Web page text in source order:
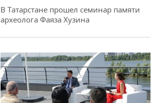
В Татарстане прошел семинар памяти
археолога Фаяза Хузина